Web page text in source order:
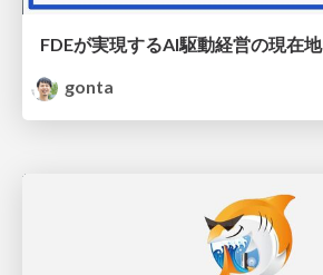
FDEが実現するAI駆動経営の現在地
gonta